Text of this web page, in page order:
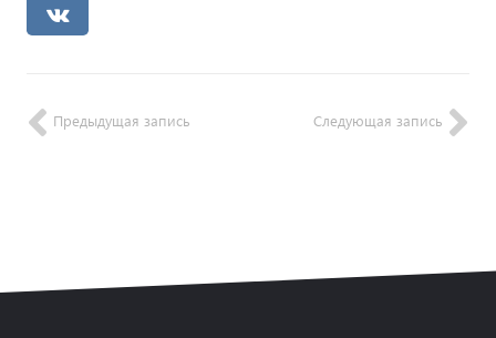
Предыдущая запись Следующая запись